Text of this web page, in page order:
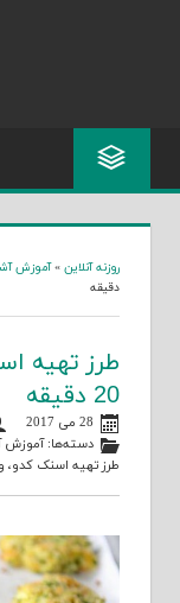
روزنه آنلاین »آموزش
دقیقه
طرز تهیه
20 دقیقه
28 می 2017
دسته‌ها:آموزش
طرز تهیه اسنک کدو، و